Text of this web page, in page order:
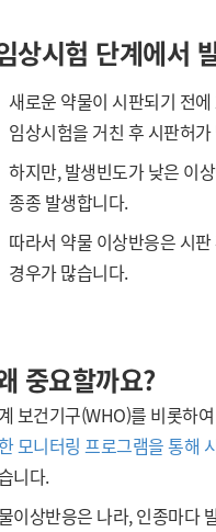
상시험 단계에서
새로운 약물이 시판되기 전
임상시험을 거친 후 시판허
하지만, 발생빈도가 낮은 이
종종 발생합니다.
따라서 약물 이상반응은 시
경우가 많습니다.
중요할까요?
보건기구(WHO)를 비롯하
모니터링 프로그램을 통해
니다.
이상반응은 나라, 인종마다